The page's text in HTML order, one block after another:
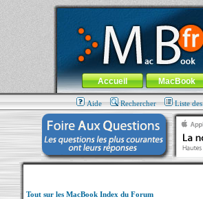
MacBook-fr.com : 100% Apple... 100% nomade !
Aller au contenu-Aller au menu
Menu général
Accueil MacBook
Aide Rechercher Liste
Tout sur les MacBook Index du Forum